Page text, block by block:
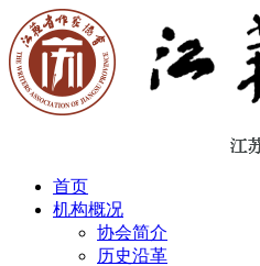
首页
机构概况
协会简介
历史沿革